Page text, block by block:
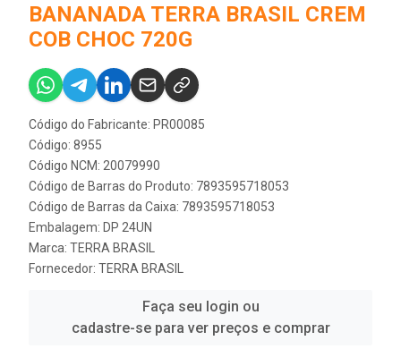
BANANADA TERRA BRASIL CREM
COB CHOC 720G
Código do Fabricante: PR00085
Código: 8955
Código NCM: 20079990
Código de Barras do Produto: 7893595718053
Código de Barras da Caixa: 7893595718053
Embalagem: DP 24UN
Marca: TERRA BRASIL
Fornecedor: TERRA BRASIL
Faça seu login ou
cadastre-se para ver preços e comprar